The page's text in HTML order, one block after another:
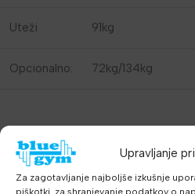
Upravljanje
Za zagotavljanje najboljše izkušnje
piškotki, za shranjevanje podatkov o
Uteži 91kg
Opcionalno: 72kg/134kg
U sukladnosti sa EN957.